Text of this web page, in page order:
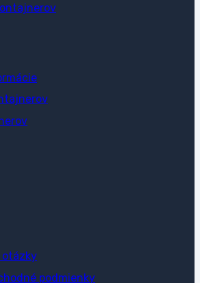
otázky
podmienky